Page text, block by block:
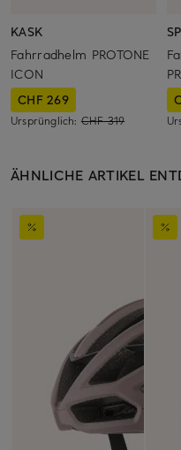
KASK
Fahrradhelm PROTONE
ICON
CHF 269
Ursprünglich: CHF 319
ÄHNLICHE ARTIKEL